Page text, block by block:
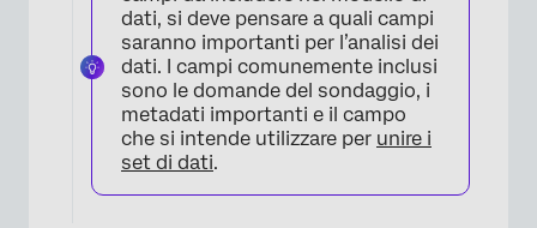
dati, si deve pensare a quali campi
saranno importanti per l’analisi dei
dati. I campi comunemente inclusi
sono le domande del sondaggio, i
metadati importanti e il campo
che si intende utilizzare per unire i
set di dati.